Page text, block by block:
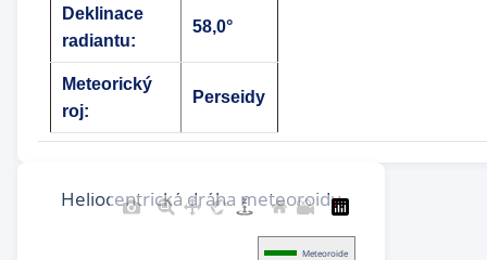
Deklinace
radiantu:
58,0°
Meteorický
roj:
Perseidy